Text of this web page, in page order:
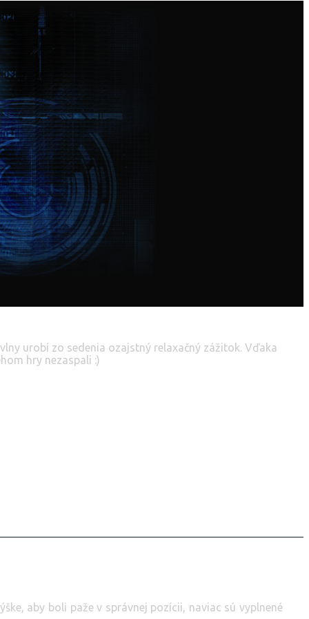
urobí zo sedenia ozajstný relaxačný zážitok. Vďaka
hry nezaspali :)
aby boli paže v správnej pozícii, naviac sú vyplnené